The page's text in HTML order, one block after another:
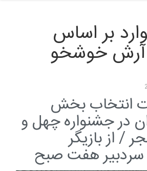
بر اساس
خوشخو
انتخاب بخش
در جشنواره چهل و
/ از بازیگر
سردبیر هفت صبح